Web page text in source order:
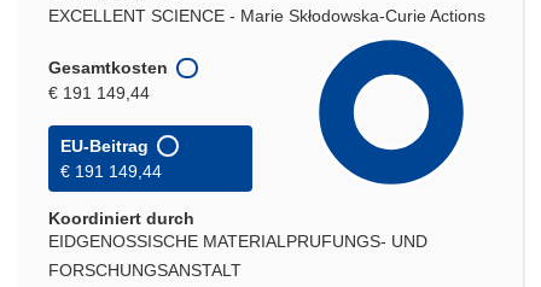
EXCELLENT SCIENCE - Marie Skłodowska-Curie Actions
Gesamtkosten
€ 191 149,44
EU-Beitrag
€ 191 149,44
Koordiniert durch
EIDGENOSSISCHE MATERIALPRUFUNGS- UND
FORSCHUNGSANSTALT